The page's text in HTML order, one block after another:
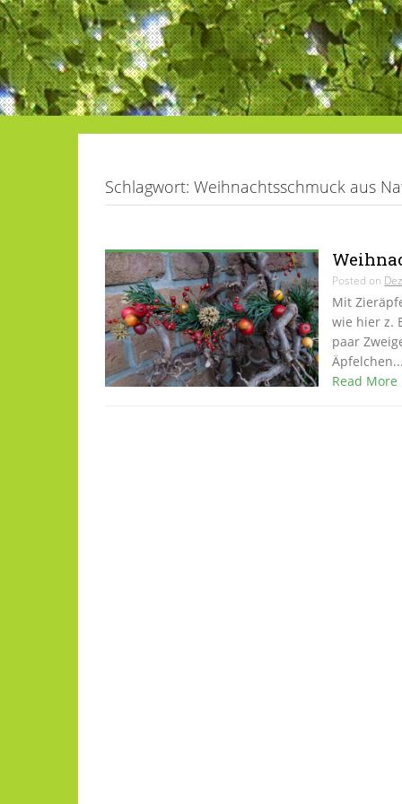
Schlagwort: Weihnachtsschmuck aus
Posted on
Mit
wie hier z.
paar
Äpfelchen...
Read More